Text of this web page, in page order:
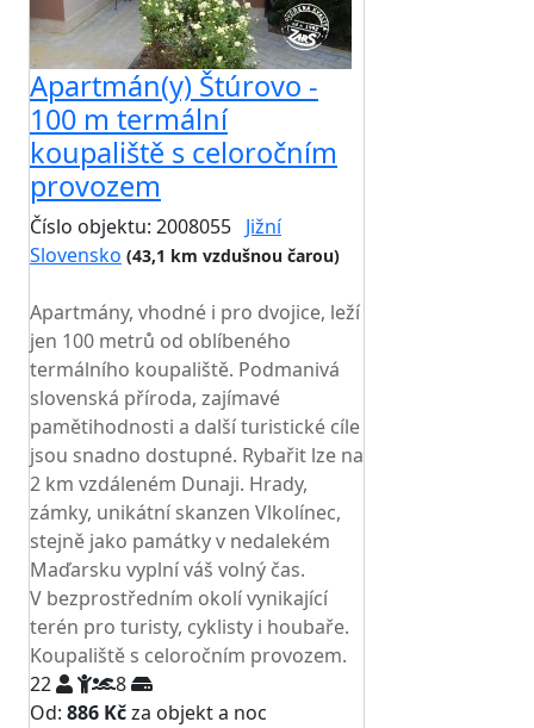
Apartmán(y) Štúrovo -
100 m termální
koupaliště s celoročním
provozem
Číslo objektu: 2008055 Jižní
Slovensko (43,1 km vzdušnou čarou)
Apartmány, vhodné i pro dvojice, leží
jen 100 metrů od oblíbeného
termálního koupaliště. Podmanivá
slovenská příroda, zajímavé
pamětihodnosti a další turistické cíle
jsou snadno dostupné. Rybařit lze na
2 km vzdáleném Dunaji. Hrady,
zámky, unikátní skanzen Vlkolínec,
stejně jako památky v nedalekém
Maďarsku vyplní váš volný čas.
V bezprostředním okolí vynikající
terén pro turisty, cyklisty i houbaře.
Koupaliště s celoročním provozem.
22
8
Od: 886 Kčza objekt a noc